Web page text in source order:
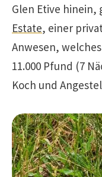
Glen Etive hinein,
Estate, einer
Anwesen,
11.000 Pfund (7
Koch und